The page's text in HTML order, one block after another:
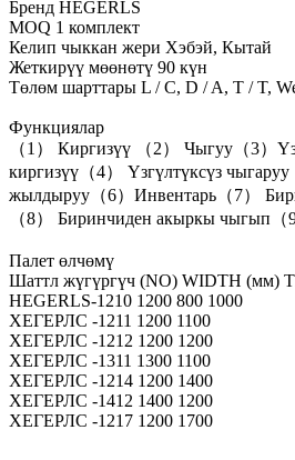
Бренд HEGERLS
MOQ 1 комплект
Келип чыккан жери Хэбэй, Кытай
Жеткирүү мөөнөтү 90 күн
Төлөм шарттары L / C, D / A, T / T,
Функциялар
（1） Киргизүү （2） Чыгуу（3）
киргизүү（4） Үзгүлтүксүз
жылдыруу（6）Инвентарь（7）
（8） Биринчиден акыркы чыгып（
Палет өлчөмү
Шаттл жүгүргүч (NO) WIDTH
HEGERLS-1210 1200 800 1000
ХЕГЕРЛС -1211 1200 1100
ХЕГЕРЛС -1212 1200 1200
ХЕГЕРЛС -1311 1300 1100
ХЕГЕРЛС -1214 1200 1400
ХЕГЕРЛС -1412 1400 1200
ХЕГЕРЛС -1217 1200 1700